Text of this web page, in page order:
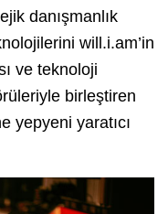
danışmanlık
will.i.am’in
ve teknoloji
birleştiren
yepyeni yaratıcı